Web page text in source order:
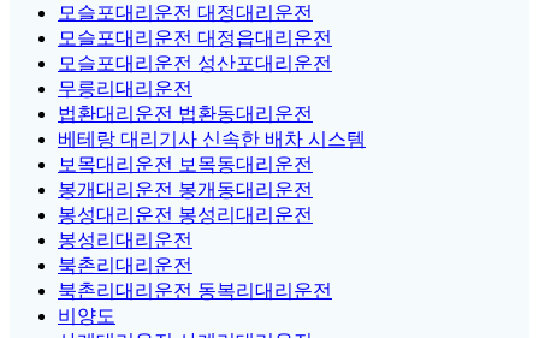
모슬포대리운전 대정대리운전
모슬포대리운전 대정읍대리운전
모슬포대리운전 성산포대리운전
무릉리대리운전
법환대리운전 법환동대리운전
베테랑 대리기사 신속한 배차 시스템
보목대리운전 보목동대리운전
봉개대리운전 봉개동대리운전
봉성대리운전 봉성리대리운전
봉성리대리운전
북촌리대리운전
북촌리대리운전 동복리대리운전
비양도